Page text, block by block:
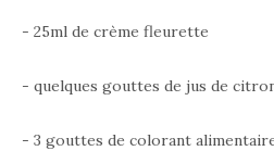
- 25ml de crème fleurette
- quelques gouttes de jus de
- 3 gouttes de colorant